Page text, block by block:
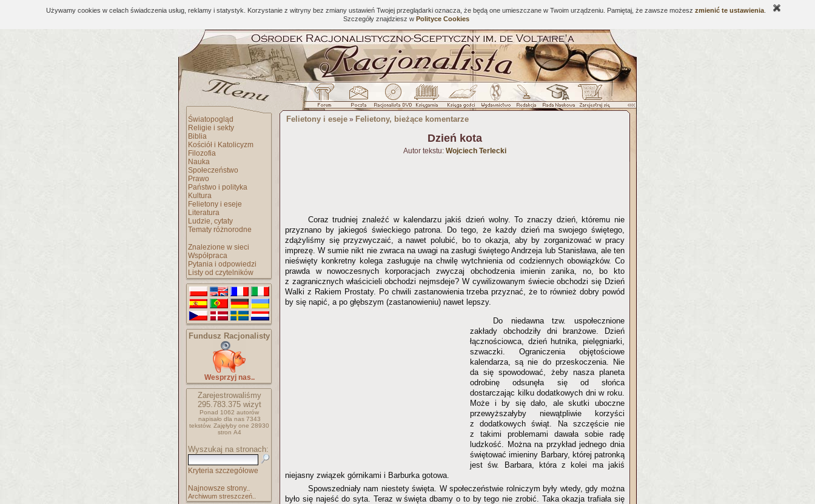
Używamy cookies w celach świadczenia usług, reklamy i statystyk. Korzystanie z witryny bez zmiany ustawień Twojej przeglądarki oznacza, że będą one umieszczane w Twoim urządzeniu. Pamiętaj, że zawsze możesz zmienić te ustawienia
Szczegóły znajdziesz w Polityce Cookies
Światopogląd
Religie i sekty
Biblia
Kościół i Katolicyzm
Filozofia
Nauka
Społeczeństwo
Prawo
Państwo i polityka
Kultura
Felietony i eseje
Literatura
Ludzie, cytaty
Tematy różnorodne
Znalezione w sieci
Współpraca
Pytania i odpowiedzi
Listy od czytelników
Fundusz Racjonalisty
Wesprzyj nas..
Zarejestrowaliśmy
295.783.375wizyt
Ponad 1062 autorów
napisało dla nas 7343
tekstów. Zajęłyby one 28930
stron A4
Wyszukaj na stronach:
Kryteria szczegółowe
Najnowsze strony..
Archiwum streszczeń..
Felietony i eseje » Felietony, bieżące komentarze
Dzień kota
Autor tekstu: Wojciech Terlecki
Coraz trudniej znaleźć w kalendarzu jakiś dzień wolny. To znaczy dzień, któremu nie
przyznano by jakiegoś świeckiego patrona. Do tego, że każdy dzień ma swojego świętego,
zdążyliśmy się przyzwyczaić, a nawet polubić, bo to okazja, aby by zorganizować w pracy
imprezę. W sumie nikt nie zwraca na uwagi na zasługi świętego Andrzeja lub Stanisława, ale ten
nieświęty konkretny kolega zasługuje na chwilę wytchnienia od codziennych obowiązków. Co
prawda w nowoczesnych korporacjach zwyczaj obchodzenia imienin zanika, no, bo kto
z zagranicznych właścicieli obchodzi nejmsdeje? W cywilizowanym świecie obchodzi się Dzień
Walki z Rakiem Prostaty. Po chwili zastanowienia trzeba przyznać, że to również dobry powód
by się napić, a po głębszym (zastanowieniu) nawet lepszy.
Do niedawna tzw. uspołecznione
zakłady obchodziły dni branżowe. Dzień
łącznościowca, dzień hutnika, pielęgniarki,
szwaczki. Ograniczenia objętościowe
kalendarza, są nie do przeskoczenia. Nie
da się spowodować, żeby nasza planeta
odrobinę odsunęła się od słońca
dostarczając kilku dodatkowych dni w roku.
Może i by się dało, ale skutki uboczne
przewyższałyby niewątpliwie korzyści
z dodatkowych świąt. Na szczęście nie
z takimi problemami dawała sobie radę
ludzkość. Można na przykład jednego dnia
świętować imieniny Barbary, której patronką
jest św. Barbara, która z kolei ma jakiś
niejasny związek górnikami i Barburka gotowa.
Spowszedniały nam niestety święta. W społeczeństwie rolniczym były wtedy, gdy można
było się najeść do syta. Teraz w święta dbamy o to by tego nie zrobić. Taka okazja trafiała się